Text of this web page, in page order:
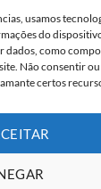
usamos
do
dados, como
Não consentir
certos